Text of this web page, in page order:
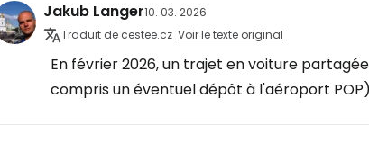
Jakub Langer10. 03. 2026
Traduit de cestee.cz Voir le texte original
En février 2026, un trajet en voiture
compris un éventuel dépôt à l'aéroport